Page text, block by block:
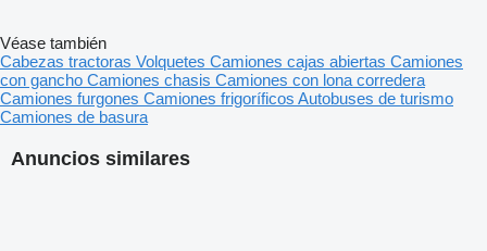
Anuncios similares
Véase también
Cabezas tractoras Volquetes Camiones cajas abiertas Camiones
con gancho Camiones chasis Camiones con lona corredera
Camiones furgones Camiones frigoríficos Autobuses de turismo
Camiones de basura